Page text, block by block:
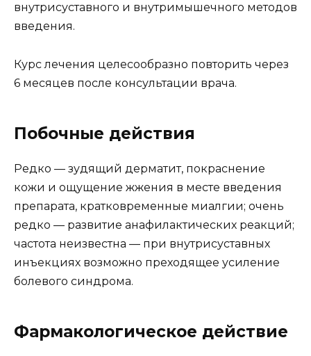
внутрисуставного и внутримышечного методов
введения.
Курс лечения целесообразно повторить через
6 месяцев после консультации врача.
Побочные действия
Редко — зудящий дерматит, покраснение
кожи и ощущение жжения в месте введения
препарата, кратковременные миалгии; очень
редко — развитие анафилактических реакций;
частота неизвестна — при внутрисуставных
инъекциях возможно преходящее усиление
болевого синдрома.
Фармакологическое действие